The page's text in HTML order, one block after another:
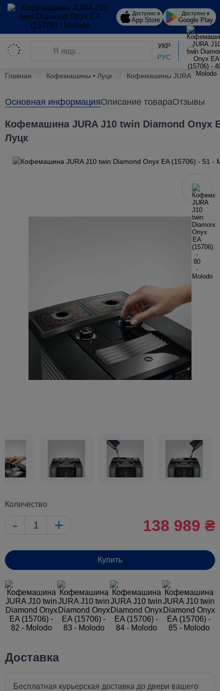
Доступно в
App Store
Доступно в
Google Play
УКР
РУС
Главная Кофемашины • Луцк Кофемашины JURA
Основная информацияОписание товараОтзывы
Кофемашина JURA J10 twin Diamond Onyx
Луцк
Количество
- + 138 989 ₴
Купить
Доставка
Бесплатная курьерская доставка до двери вашего